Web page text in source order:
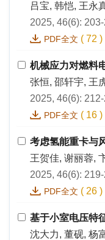
吕宝, 韩恺, 王永
2025, 46(6):
PDF全文 ( 72 )
机械应力对燃料
张恒, 邵轩宇, 王
2025, 46(6):
PDF全文 ( 16 )
考虑氢能重卡与
王贺佳, 谢丽蓉,
2025, 46(6):
PDF全文 ( 26 )
基于小室电压特
沈大力, 董砚, 杨